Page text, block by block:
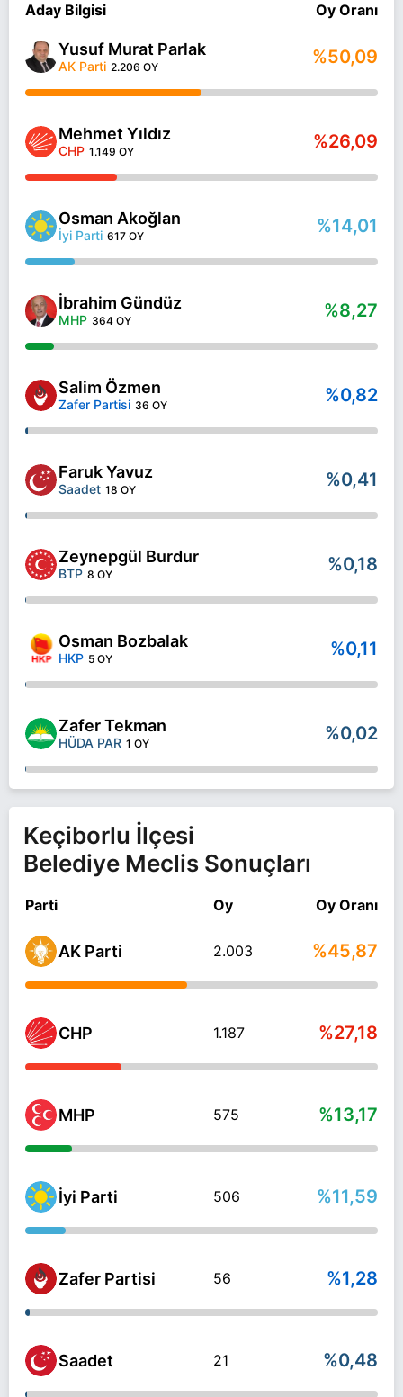
Aday Bilgisi Oy Oranı
Yusuf Murat Parlak
AK Parti 2.206 OY %50,09
Mehmet Yıldız
CHP 1.149 OY %26,09
Osman Akoğlan
İyi Parti 617 OY %14,01
İbrahim Gündüz
MHP 364 OY %8,27
Salim Özmen
Zafer Partisi 36 OY %0,82
Faruk Yavuz
Saadet 18 OY %0,41
Zeynepgül Burdur
BTP 8 OY %0,18
Osman Bozbalak
HKP 5 OY %0,11
Zafer Tekman
HÜDA PAR 1 OY %0,02
Keçiborlu İlçesi
Belediye Meclis Sonuçları
Parti Oy Oy Oranı
AK Parti 2.003 %45,87
CHP 1.187 %27,18
MHP 575 %13,17
İyi Parti 506 %11,59
Zafer Partisi 56 %1,28
Saadet 21 %0,48